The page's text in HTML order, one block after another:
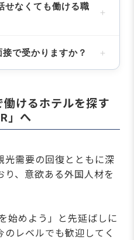
せなくても働ける職
＋
で受かりますか？ ＋
けるホテルを探す
」へ
光需要の回復とともに深
、意欲ある外国人材を
始めよう」と先延ばしに
レベルでも歓迎してく